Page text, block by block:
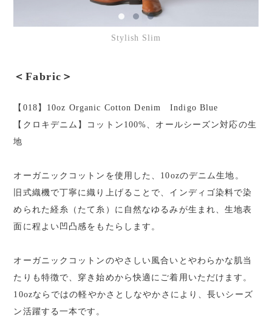
Stylish Slim
＜Fabric＞
【018】10oz Organic Cotton Denim Indigo Blue
【クロキデニム】コットン100%、オールシーズン対応の生
地
オーガニックコットンを使用した、10ozのデニム生地。
旧式織機で丁寧に織り上げることで、インディゴ染料で染
められた経糸（たて糸）に自然なゆるみが生まれ、生地表
面に程よい凹凸感をもたらします。
オーガニックコットンのやさしい風合いとやわらかな肌当
たりも特徴で、穿き始めから快適にご着用いただけます。
10ozならではの軽やかさとしなやかさにより、長いシーズ
ン活躍する一本です。